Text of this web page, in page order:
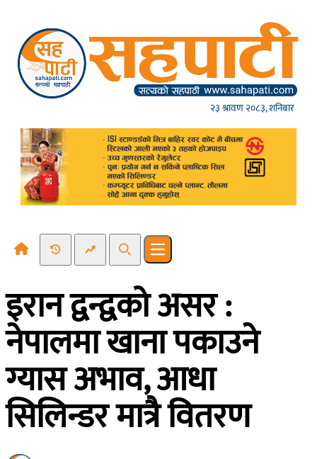
२३ श्रावण २०८३, शनिबार
Recent NewsTrending News
SearchOpen main menu
इरान द्वन्द्वको असर :
नेपालमा खाना पकाउने
ग्यास अभाव, आधा
सिलिन्डर मात्रै वितरण